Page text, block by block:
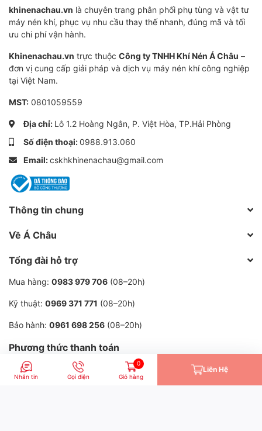
khinenachau.vn là chuyên trang phân phối phụ tùng và vật tư
máy nén khí, phục vụ nhu cầu thay thế nhanh, đúng mã và tối
ưu chi phí vận hành.
Khinenachau.vn trực thuộc Công ty TNHH Khí Nén Á Châu –
đơn vị cung cấp giải pháp và dịch vụ máy nén khí công nghiệp
tại Việt Nam.
MST: 0801059559
Địa chỉ: Lô 1.2 Hoàng Ngân, P. Việt Hòa, TP.Hải Phòng
Số điện thoại:0988.913.060
Email:cskhkhinenachau@gmail.com
Thông tin chung
Về Á Châu
Tổng đài hỗ trợ
Mua hàng: 0983 979 706 (08–20h)
Kỹ thuật: 0969 371 771 (08–20h)
Bảo hành: 0961 698 256 (08–20h)
Phương thức thanh toán
Nhắn tin Gọi điện
0
Giỏ hàng
Liên Hệ